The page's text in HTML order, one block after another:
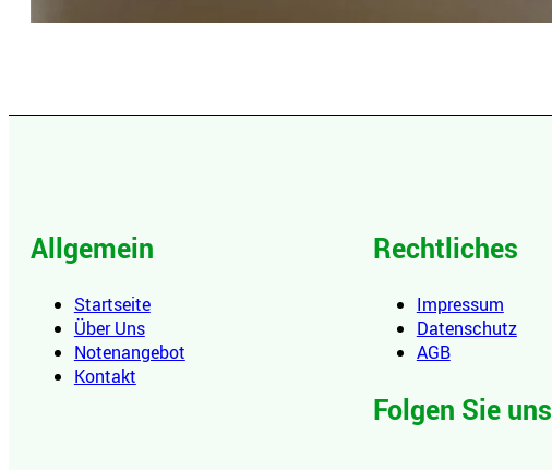
Allgemein
Startseite
Über Uns
Notenangebot
Kontakt
Rechtliches
Impressum
Datenschutz
AGB
Folgen Sie uns